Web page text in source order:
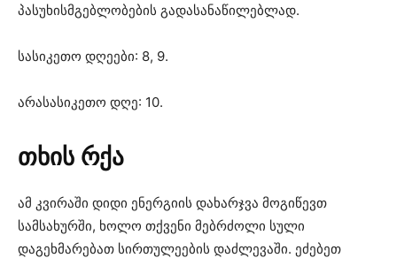
პასუხისმგებლობების გადასანაწილებლად.
სასიკეთო დღეები: 8, 9.
არასასიკეთო დღე: 10.
თხის რქა
ამ კვირაში დიდი ენერგიის დახარჯვა მოგიწევთ
სამსახურში, ხოლო თქვენი მებრძოლი სული
დაგეხმარებათ სირთულეების დაძლევაში. ეძებეთ